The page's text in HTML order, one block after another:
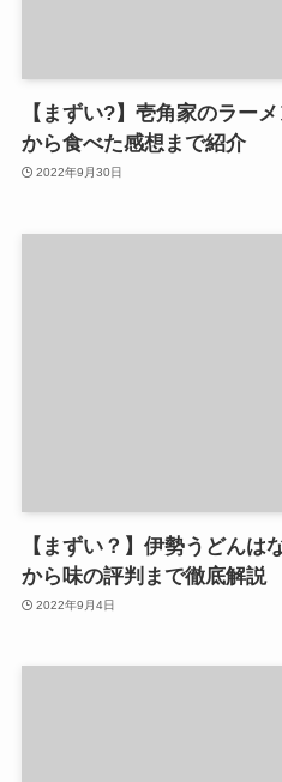
【まずい?】壱角家のラー
から食べた感想まで紹介
2022年9月30日
【まずい？】伊勢うどんは
から味の評判まで徹底解説
2022年9月4日